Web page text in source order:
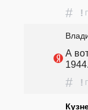
# !
А
1944.
# !